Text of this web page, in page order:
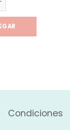
Condiciones